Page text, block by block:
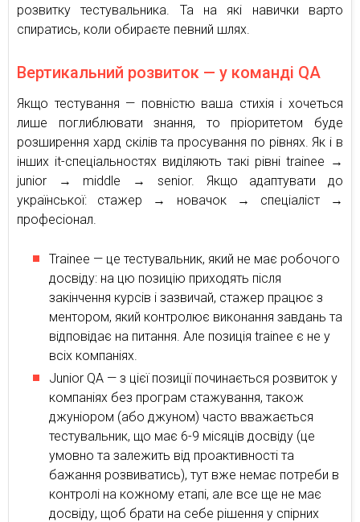
розвитку тестувальника. Та на які навички варто
спиратись, коли обираєте певний шлях.
Вертикальний розвиток — у команді QA
Якщо тестування — повністю ваша стихія і хочеться
лише поглиблювати знання, то пріоритетом буде
розширення хард скілів та просування по рівнях. Як і в
інших it-спеціальностях виділяють такі рівні trainee →
junior → middle → senior. Якщо адаптувати до
української: стажер → новачок → спеціаліст →
професіонал.
Trainee — це тестувальник, який не має робочого
досвіду: на цю позицію приходять після
закінчення курсів і зазвичай, стажер працює з
ментором, який контролює виконання завдань та
відповідає на питання. Але позиція trainee є не у
всіх компаніях.
Junior QA — з цієї позиції починається розвиток у
компаніях без програм стажування, також
джуніором (або джуном) часто вважається
тестувальник, що має 6-9 місяців досвіду (це
умовно та залежить від проактивності та
бажання розвиватись), тут вже немає потреби в
контролі на кожному етапі, але все ще не має
досвіду, щоб брати на себе рішення у спірних